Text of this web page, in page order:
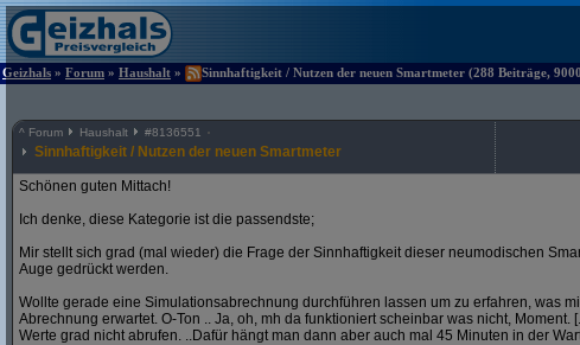
Geizhals » Forum » Haushalt » Sinnhaftigkeit / Nutzen der neuen Smartmeter (288 Beiträge,
^ Forum Haushalt #8136551
Sinnhaftigkeit / Nutzen der neuen Smartmeter
Schönen guten Mittach!
Ich denke, diese Kategorie ist die passendste;
Mir stellt sich grad (mal wieder) die Frage der Sinnhaftigkeit dieser neumodischen
Auge gedrückt werden.
Wollte gerade eine Simulationsabrechnung durchführen lassen um zu erfahren, was
Abrechnung erwartet. O-Ton .. Ja, oh, mh da funktioniert scheinbar was nicht, Moment.
Werte grad nicht abrufen. ..Dafür hängt man dann aber auch mal 45 Minuten in der